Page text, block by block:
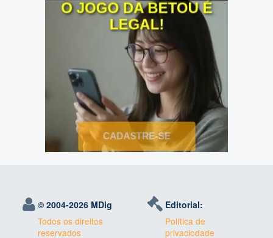
© 2004-2026 MDig
Todos os direitos
reservados
Editorial:
Política de
privaciodade